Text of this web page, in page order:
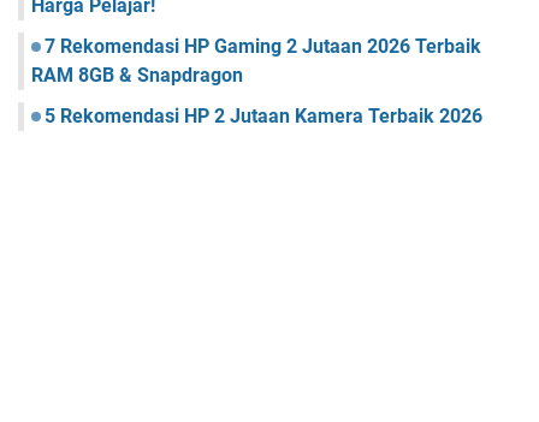
Harga Pelajar!
7 Rekomendasi HP Gaming 2 Jutaan 2026 Terbaik
RAM 8GB & Snapdragon
5 Rekomendasi HP 2 Jutaan Kamera Terbaik 2026